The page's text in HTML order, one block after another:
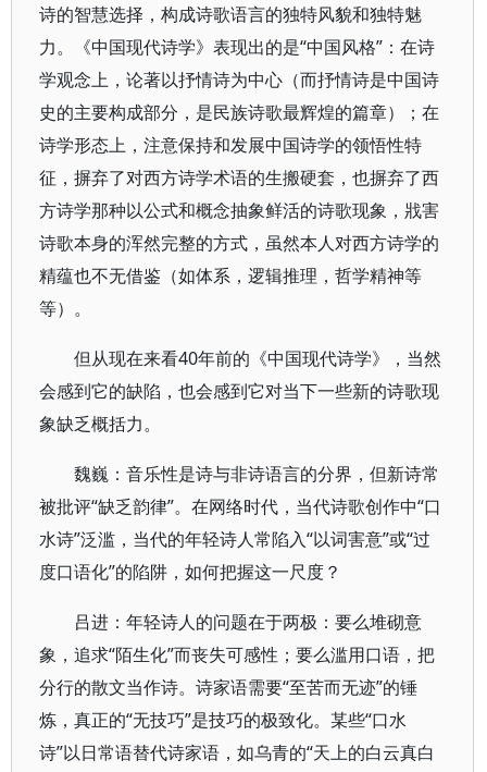
诗的智慧选择，构成诗歌语言的独特风貌和独特魅
力。《中国现代诗学》表现出的是“中国风格”：在诗
学观念上，论著以抒情诗为中心（而抒情诗是中国诗
史的主要构成部分，是民族诗歌最辉煌的篇章）；在
诗学形态上，注意保持和发展中国诗学的领悟性特
征，摒弃了对西方诗学术语的生搬硬套，也摒弃了西
方诗学那种以公式和概念抽象鲜活的诗歌现象，戕害
诗歌本身的浑然完整的方式，虽然本人对西方诗学的
精蕴也不无借鉴（如体系，逻辑推理，哲学精神等
等）。
但从现在来看40年前的《中国现代诗学》，当然
会感到它的缺陷，也会感到它对当下一些新的诗歌现
象缺乏概括力。
魏巍：音乐性是诗与非诗语言的分界，但新诗常
被批评“缺乏韵律”。在网络时代，当代诗歌创作中“口
水诗”泛滥，当代的年轻诗人常陷入“以词害意”或“过
度口语化”的陷阱，如何把握这一尺度？
吕进：年轻诗人的问题在于两极：要么堆砌意
象，追求“陌生化”而丧失可感性；要么滥用口语，把
分行的散文当作诗。诗家语需要“至苦而无迹”的锤
炼，真正的“无技巧”是技巧的极致化。某些“口水
诗”以日常语替代诗家语，如乌青的“天上的白云真白